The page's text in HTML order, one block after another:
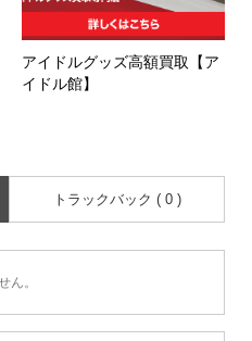
アイドルグッズ高額買取【ア
イドル館】
トラックバック ( 0 )
ん。